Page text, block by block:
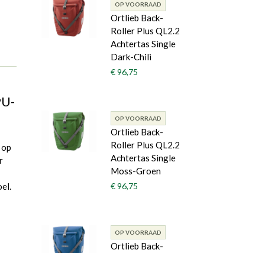
OP VOORRAAD
Ortlieb Back-
Roller Plus QL2.2
Achtertas Single
Dark-Chili
€ 96,75
OP VOORRAAD
Ortlieb Back-
Roller Plus QL2.2
Achtertas Single
Moss-Groen
€ 96,75
OP VOORRAAD
Ortlieb Back-